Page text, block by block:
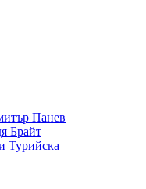
Панев
Брайт
Турийска